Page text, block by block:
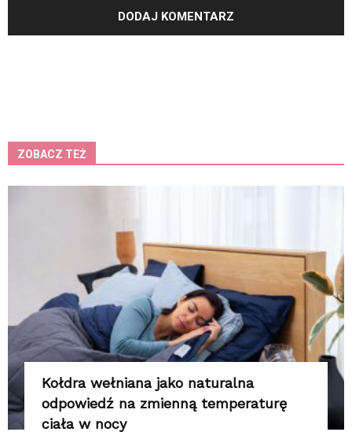
ZOBACZ TEŻ
Kołdra wełniana jako naturalna
odpowiedź na zmienną temperaturę
ciała w nocy